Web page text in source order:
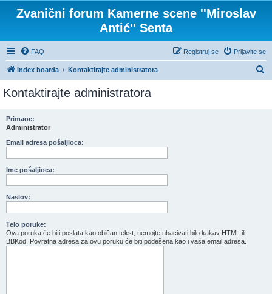
Zvanični forum Kamerne scene ''Miroslav
Antić'' Senta
FAQ Prijavite se
Registruj se
Index boarda Kontaktirajte administratora
Kontaktirajte administratora
Primaoc:
Administrator
Email adresa pošaljioca:
Ime pošaljioca:
Naslov:
Telo poruke:
Ova poruka će biti poslata kao običan tekst, nemojte ubacivati bilo kakav HTML ili
BBKod. Povratna adresa za ovu poruku će biti podešena kao i vaša email adresa.